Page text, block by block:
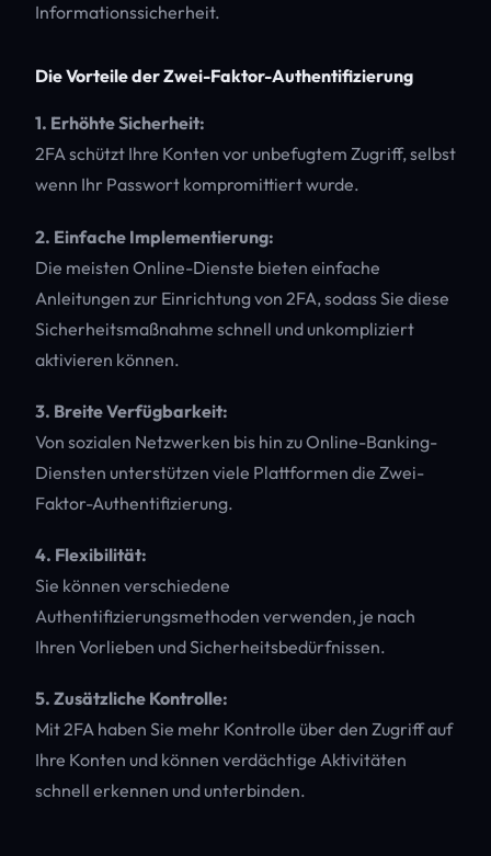
Informationssicherheit.
Die Vorteile der Zwei-Faktor-Authentifizierung
1. Erhöhte Sicherheit:
2FA schützt Ihre Konten vor unbefugtem Zugriff, selbst
wenn Ihr Passwort kompromittiert wurde.
2. Einfache Implementierung:
Die meisten Online-Dienste bieten einfache
Anleitungen zur Einrichtung von 2FA, sodass Sie diese
Sicherheitsmaßnahme schnell und unkompliziert
aktivieren können.
3. Breite Verfügbarkeit:
Von sozialen Netzwerken bis hin zu Online-Banking-
Diensten unterstützen viele Plattformen die Zwei-
Faktor-Authentifizierung.
4. Flexibilität:
Sie können verschiedene
Authentifizierungsmethoden verwenden, je nach
Ihren Vorlieben und Sicherheitsbedürfnissen.
5. Zusätzliche Kontrolle:
Mit 2FA haben Sie mehr Kontrolle über den Zugriff auf
Ihre Konten und können verdächtige Aktivitäten
schnell erkennen und unterbinden.